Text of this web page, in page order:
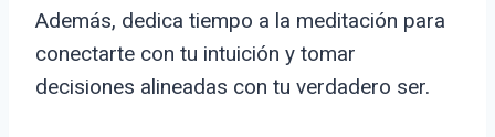
Además, dedica tiempo a la meditación para
conectarte con tu intuición y tomar
decisiones alineadas con tu verdadero ser.